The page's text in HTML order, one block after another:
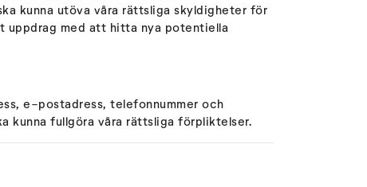
kunna utöva våra rättsliga skyldigheter för
uppdrag med att hitta nya potentiella
e-postadress, telefonnummer och
kunna fullgöra våra rättsliga förpliktelser.